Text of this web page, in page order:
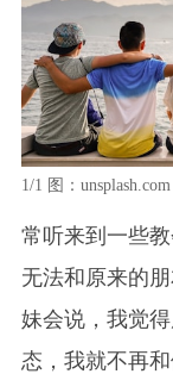
1/1 图：unsplash.com
常听来到一些
无法和原来的
妹会说，我觉
态，我就不再